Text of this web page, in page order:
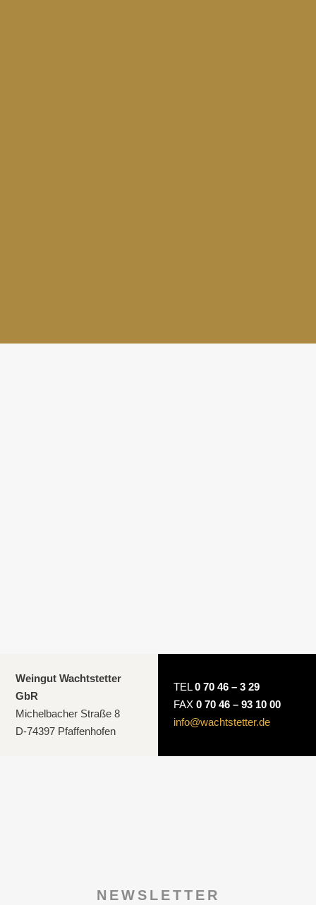
Weingut Wachtstetter
GbR
Michelbacher Straße 8
D-74397 Pfaffenhofen
TEL0 70 46 – 3 29
FAX0 70 46 – 93 10 00
info@wachtstetter.de
NEWSLETTER